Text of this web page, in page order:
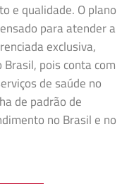
e qualidade. O plano
para atender a
exclusiva,
pois conta com
de saúde no
de padrão de
no Brasil e no